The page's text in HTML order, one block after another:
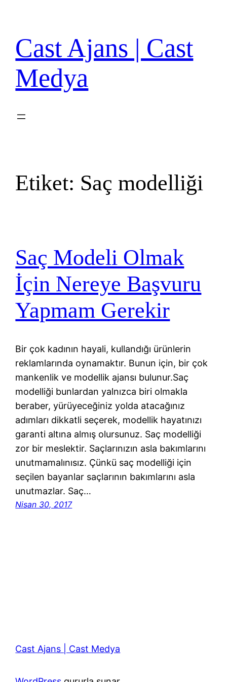
Cast Ajans | Cast
Medya
Etiket: Saç modelliği
Saç Modeli Olmak
İçin Nereye Başvuru
Yapmam Gerekir
Bir çok kadının hayali, kullandığı ürünlerin
reklamlarında oynamaktır. Bunun için, bir çok
mankenlik ve modellik ajansı bulunur.Saç
modelliği bunlardan yalnızca biri olmakla
beraber, yürüyeceğiniz yolda atacağınız
adımları dikkatli seçerek, modellik hayatınızı
garanti altına almış olursunuz. Saç modelliği
zor bir meslektir. Saçlarınızın asla bakımlarını
unutmamalınısız. Çünkü saç modelliği için
seçilen bayanlar saçlarının bakımlarını asla
unutmazlar. Saç…
Nisan 30, 2017
Cast Ajans | Cast Medya